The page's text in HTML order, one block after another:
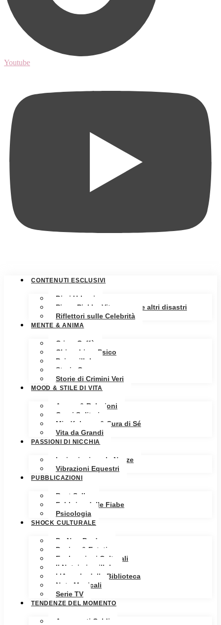
Youtube
CONTENUTI ESCLUSIVI
Diari Urbani
Pippa Pickle: Vita, amore e altri disastri
Riflettori sulle Celebrità
MENTE & ANIMA
Crime Caffè
Chiacchiere Psico
Psicopillole
Storia Oscura
Storie di Crimini Veri
MOOD & STILE DI VITA
Amore & Relazioni
Cuori Solitari
Mindfulness & Cura di Sé
Vita da Grandi
PASSIONI DI NICCHIA
Ispirazioni per le Nozze
Vibrazioni Equestri
PUBBLICAZIONI
Best Seller
Fabbrica delle Fiabe
Psicologia
SHOCK CULTURALE
Da Non Perdere
Design & Estetica
Esplorazioni Culturali
Il Notaio in pillole
L’Angolo della Biblioteca
Note Musicali
Serie TV
TENDENZE DEL MOMENTO
Argomenti Caldi